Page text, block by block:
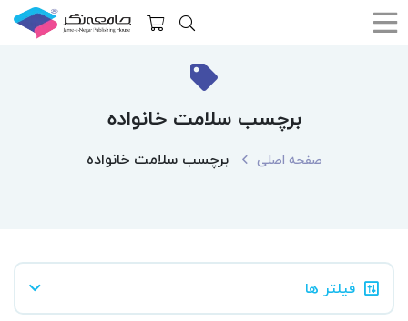
برچسب سلامت خانواده
صفحه اصلی برچسب سلامت خانواده
فیلتر ها